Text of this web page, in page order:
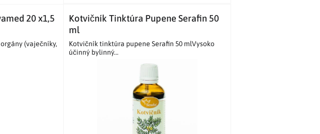
20 x1,5
(vaječníky,
Kotvičník Tinktúra Pupene Serafin 50
ml
Kotvičník tinktúra pupene Serafin 50 mlVysoko
účinný bylinný...